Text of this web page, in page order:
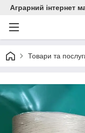
Аграрний інтернет
Товари та